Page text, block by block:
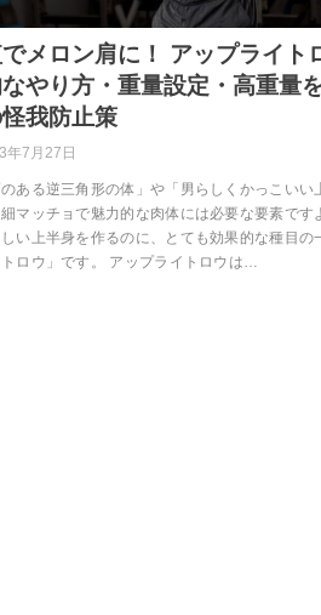
メロン肩に！ アップライト
やり方・重量設定・高重量
怪我防止策
年7月27日
のある逆三角形の体」や「男らしくかっこいい
マッチョで魅力的な肉体には必要な要素です
い上半身を作るのに、とても効果的な種目の
ロウ」です。 アップライトロウは…